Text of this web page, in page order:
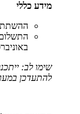
מידע כללי
שימו לב:
להתעדכן